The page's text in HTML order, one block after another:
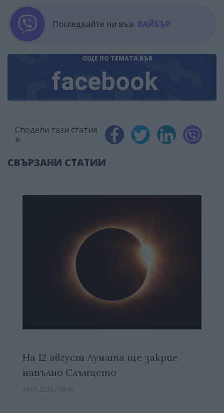
Последвайте ни във ВАЙБЪР
ОЩЕ ПО ТЕМАТА ВЪВ
facebook
Сподели тази статия
в:
СВЪРЗАНИ СТАТИИ
На 12 август Луната ще закрие
напълно Слънцето
24.07.2026 / 09:30